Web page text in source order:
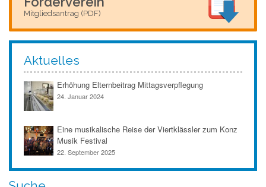
Mitgliedsantrag (PDF)
Aktuelles
Erhöhung Elternbeitrag Mittagsverpflegung
24. Januar 2024
Eine musikalische Reise der Viertklässler zum Konz
Musik Festival
22. September 2025